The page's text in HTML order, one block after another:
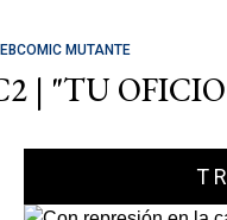
MUTANTE
| "TU